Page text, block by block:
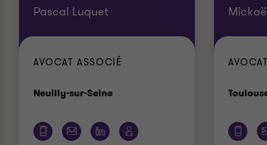
Pascal Luquet
AVOCAT ASSOCIÉ
Neuilly-sur-SeineBureau